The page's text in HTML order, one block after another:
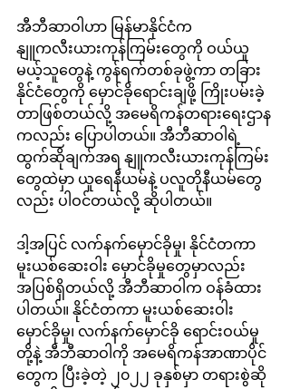
အီဘီဆာဝါဟာ မြန်မာနိုင်ငံက
နျူကလီးယားကုန်ကြမ်းတွေကို ဝယ်ယူ
မယ့်သူတွေနဲ့ ကွန်ရက်တစ်ခုဖွဲ့ကာ တခြား
နိုင်ငံတွေကို မှောင်ခိုရောင်းချဖို့ ကြိုးပမ်းခဲ့
တာဖြစ်တယ်လို့ အမေရိကန်တရားရေးဌာန
ကလည်း ပြောပါတယ်။ အီဘီဆာဝါရဲ့
ထွက်ဆိုချက်အရ နျူကလီးယားကုန်ကြမ်း
တွေထဲမှာ ယူရေနီယမ်နဲ့ ပလူတိုနီယမ်တွေ
လည်း ပါဝင်တယ်လို့ ဆိုပါတယ်။
ဒါ့အပြင် လက်နက်မှောင်ခိုမှု၊ နိုင်ငံတကာ
မူးယစ်ဆေးဝါး မှောင်ခိုမှုတွေမှာလည်း
အပြစ်ရှိတယ်လို့ အီဘီဆာဝါက ဝန်ခံထား
ပါတယ်။ နိုင်ငံတကာ မူးယစ်ဆေးဝါး
မှောင်ခိုမှု၊ လက်နက်မှောင်ခို ရောင်းဝယ်မှု
တို့နဲ့ အီဘီဆာဝါကို အမေရိကန်အာဏာပိုင်
တွေက ပြီးခဲ့တဲ့ ၂၀၂၂ ခုနှစ်မှာ တရားစွဲဆို